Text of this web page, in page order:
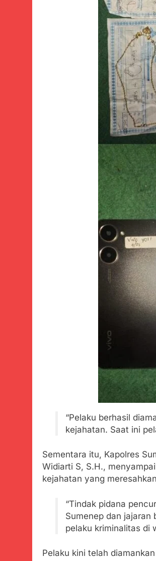
“Pelaku berhasil
kejahatan. Saat ini
Sementara itu, Kapolres
Widiarti S, S.H.,
kejahatan yang
“Tindak pidana
Sumenep dan jajaran
pelaku kriminalitas di
Pelaku kini telah